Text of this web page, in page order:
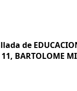
de
BARTOLOME